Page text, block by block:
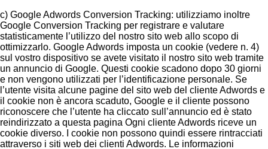
c) Google Adwords Conversion Tracking: utilizziamo inoltre
Google Conversion Tracking per registrare e valutare
statisticamente l’utilizzo del nostro sito web allo scopo di
ottimizzarlo. Google Adwords imposta un cookie (vedere n. 4)
sul vostro dispositivo se avete visitato il nostro sito web tramite
un annuncio di Google. Questi cookie scadono dopo 30 giorni
e non vengono utilizzati per l’identificazione personale. Se
l’utente visita alcune pagine del sito web del cliente Adwords e
il cookie non è ancora scaduto, Google e il cliente possono
riconoscere che l’utente ha cliccato sull’annuncio ed è stato
reindirizzato a questa pagina Ogni cliente Adwords riceve un
cookie diverso. I cookie non possono quindi essere rintracciati
attraverso i siti web dei clienti Adwords. Le informazioni